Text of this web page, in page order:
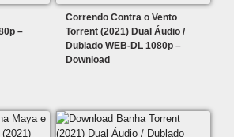
–
Correndo Contra o Vento
Torrent (2021) Dual Áudio /
Dublado WEB-DL 1080p –
Download